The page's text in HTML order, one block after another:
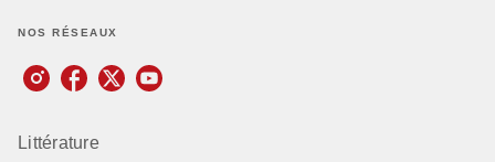
NOS RÉSEAUX
Littérature